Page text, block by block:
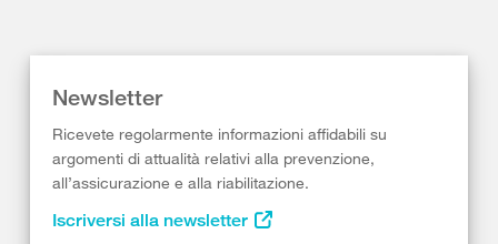
Newsletter
Ricevete regolarmente informazioni affidabili su
argomenti di attualità relativi alla prevenzione,
all’assicurazione e alla riabilitazione.
Iscriversi alla newsletter